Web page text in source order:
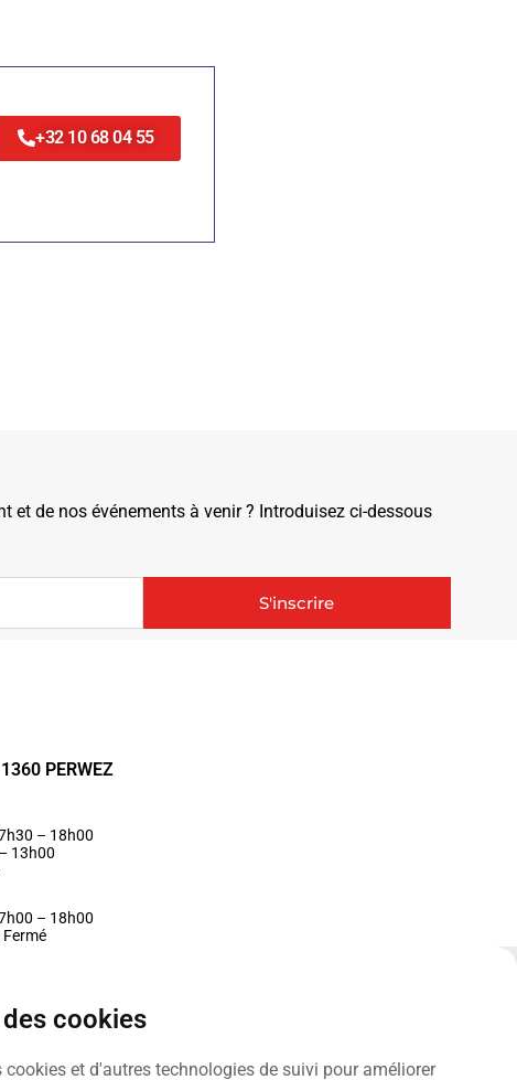
cookies
cookies et d'autres technologies de suivi pour améliorer
+32 10 68 04 55
de nos événements à venir ? Introduisez ci-dessous
S'inscrire
PERWEZ
– 18h00
13h00
– 18h00
Fermé